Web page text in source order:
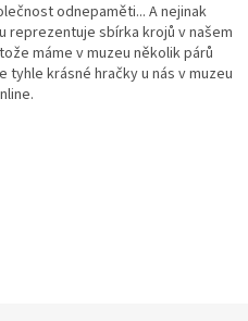
odnepaměti... A nejinak
reprezentuje sbírka krojů v našem
máme v muzeu několik párů
tyhle krásné hračky u nás v muzeu